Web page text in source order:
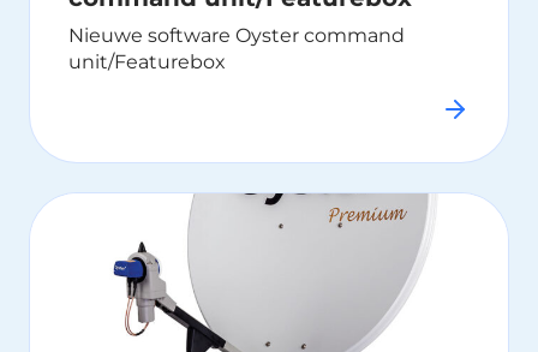
Nieuwe software Oyster command
unit/Featurebox